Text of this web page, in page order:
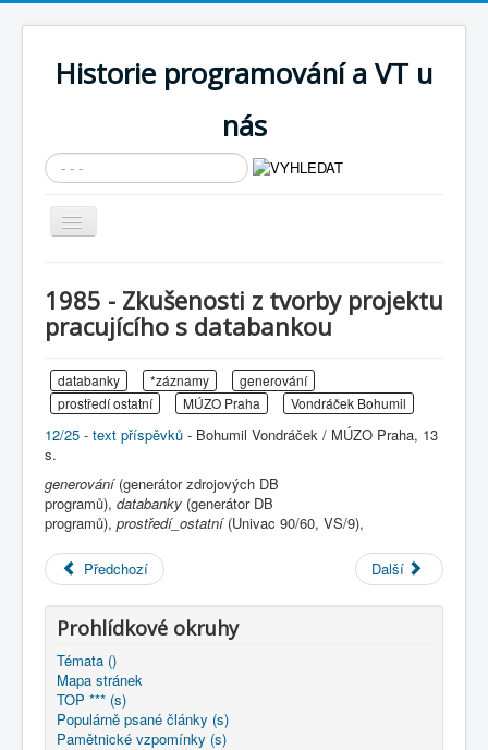
Historie programování a VT u
nás
Vyhledávání...
Přepnout
navigaci
Cíle expozice
Současnost SW a IT
COBOL
O nás
Úvod
M - virtuální sbírka TM v Brně
větší souhrnné komplety
Programování/Tsw Ostrava
1985 - Programování Ostrava
1985 - Zkušenosti z tvorby projektu pracujícího s
databankou
1985 - Zkušenosti z tvorby projektu
pracujícího s databankou
databanky *záznamy
generování
prostředí ostatní
MÚZO Praha Vondráček Bohumil
12/25 - text příspěvků - Bohumil Vondráček / MÚZO Praha, 13
s.
generování (generátor zdrojových DB
programů), databanky (generátor DB
programů), prostředí_ostatní (Univac 90/60, VS/9),
Předchozí Další
Prohlídkové okruhy
Témata ()
Mapa stránek
TOP *** (s)
Populárně psané články (s)
Pamětnické vzpomínky (s)